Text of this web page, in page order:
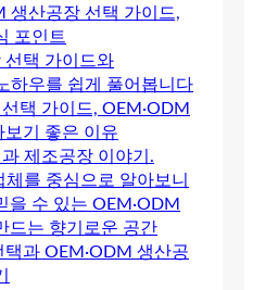
생산공장 선택 가이드,
포인트
선택 가이드와
하우를 쉽게 풀어봅니다
택 가이드, OEM·ODM
기 좋은 이유
제조공장 이야기.
를 중심으로 알아보니
을 수 있는 OEM·ODM
드는 향기로운 공간
과 OEM·ODM 생산공